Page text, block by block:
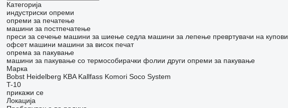
Категорија
индустриски опреми
опреми за печатење
машини за постпечатење
преси за сечење машини за шиење седла машини за лепење превртувачи на купови
офсет машини машини за висок печат
опрема за пакување
машини за пакување со термособирачки фолии други опреми за пакување
Марка
Bobst Heidelberg KBA Kallfass Komori Soco System
T-10
прикажи се
Локација